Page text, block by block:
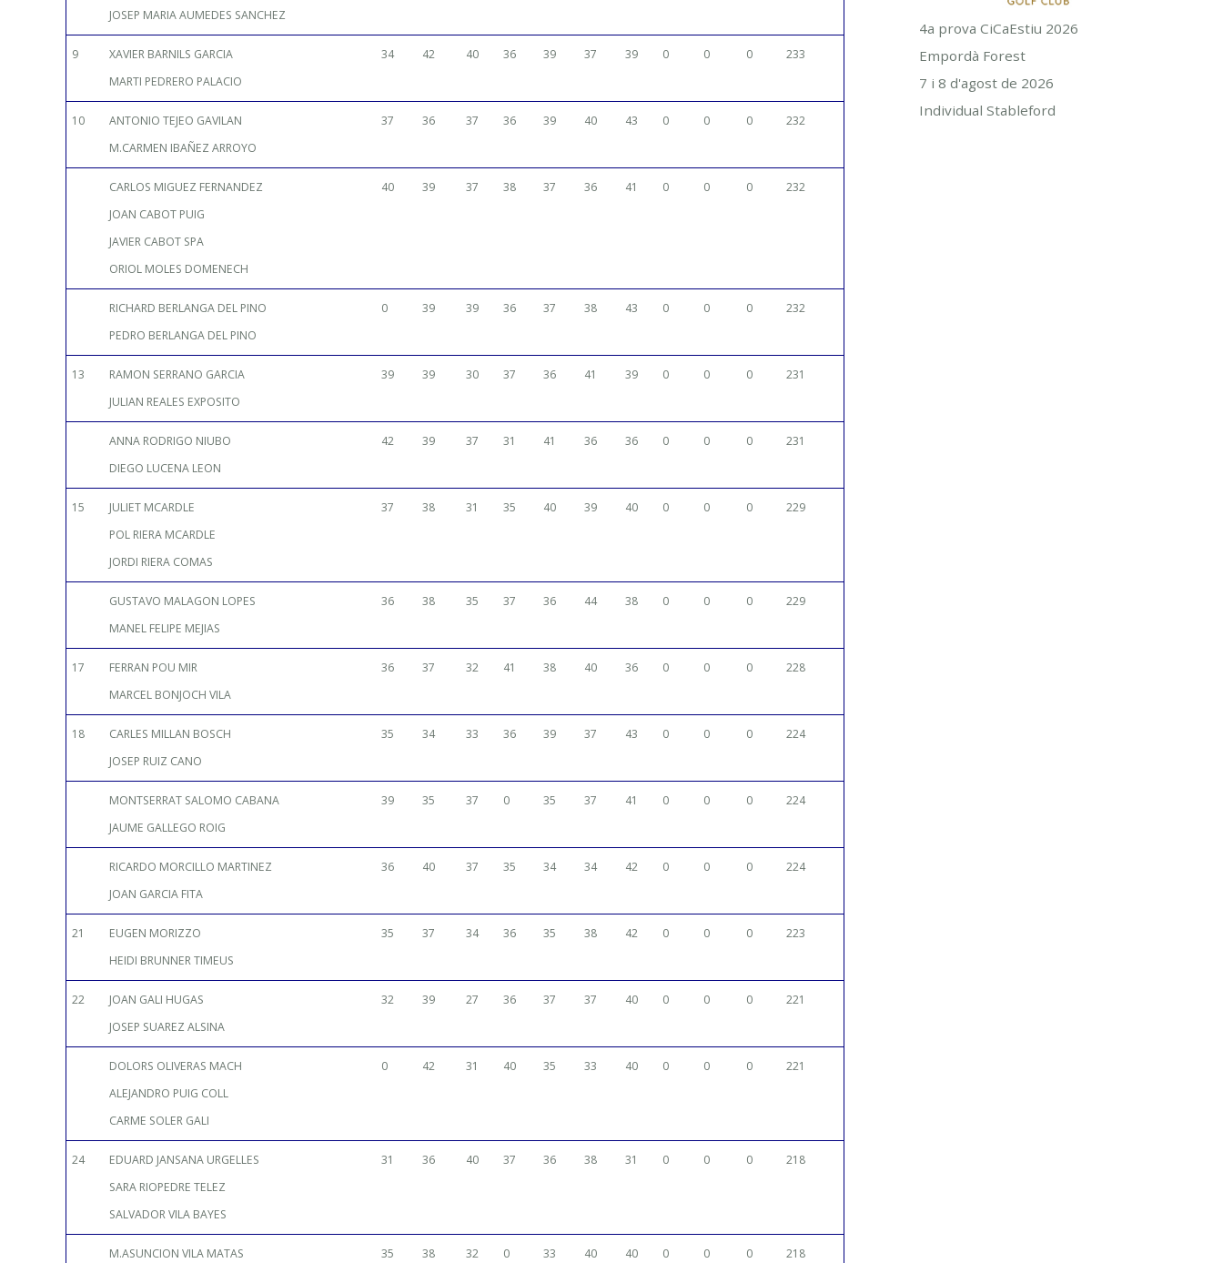
JOSEP MARIA AUMEDES SANCHEZ
9
XAVIER BARNILS GARCIA
MARTI PEDRERO PALACIO
34 42 40 36 39 37 39 0 0 0 233
10
ANTONIO TEJEO GAVILAN
M.CARMEN IBAÑEZ ARROYO
37 36 37 36 39 40 43 0 0 0 232
CARLOS MIGUEZ FERNANDEZ
JOAN CABOT PUIG
JAVIER CABOT SPA
ORIOL MOLES DOMENECH
40 39 37 38 37 36 41 0 0 0 232
RICHARD BERLANGA DEL PINO
PEDRO BERLANGA DEL PINO
0 39 39 36 37 38 43 0 0 0 232
13
RAMON SERRANO GARCIA
JULIAN REALES EXPOSITO
39 39 30 37 36 41 39 0 0 0 231
ANNA RODRIGO NIUBO
DIEGO LUCENA LEON
42 39 37 31 41 36 36 0 0 0 231
15
JULIET MCARDLE
POL RIERA MCARDLE
JORDI RIERA COMAS
37 38 31 35 40 39 40 0 0 0 229
GUSTAVO MALAGON LOPES
MANEL FELIPE MEJIAS
36 38 35 37 36 44 38 0 0 0 229
17
FERRAN POU MIR
MARCEL BONJOCH VILA
36 37 32 41 38 40 36 0 0 0 228
18
CARLES MILLAN BOSCH
JOSEP RUIZ CANO
35 34 33 36 39 37 43 0 0 0 224
MONTSERRAT SALOMO CABANA
JAUME GALLEGO ROIG
39 35 37 0 35 37 41 0 0 0 224
RICARDO MORCILLO MARTINEZ
JOAN GARCIA FITA
36 40 37 35 34 34 42 0 0 0 224
21
EUGEN MORIZZO
HEIDI BRUNNER TIMEUS
35 37 34 36 35 38 42 0 0 0 223
22
JOAN GALI HUGAS
JOSEP SUAREZ ALSINA
32 39 27 36 37 37 40 0 0 0 221
DOLORS OLIVERAS MACH
ALEJANDRO PUIG COLL
CARME SOLER GALI
0 42 31 40 35 33 40 0 0 0 221
24
EDUARD JANSANA URGELLES
SARA RIOPEDRE TELEZ
SALVADOR VILA BAYES
31 36 40 37 36 38 31 0 0 0 218
M.ASUNCION VILA MATAS
35 38 32 0 33 40 40 0 0 0 218
4a prova CiCaEstiu 2026
Empordà Forest
7 i 8 d'agost de 2026
Individual Stableford